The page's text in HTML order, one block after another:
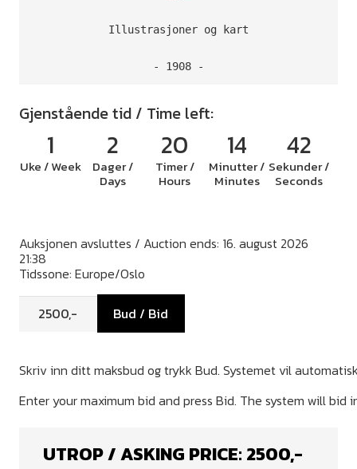
Illustrasjoner og kart
- 1908 -
Gjenstående tid / Time left:
1
Uke / Week
2
Dager /
Days
20
Timer /
Hours
14
Minutter /
Minutes
41
Sekunder /
Seconds
Auksjonen avsluttes / Auction ends: 16. august 2026
21:38
Tidssone: Europe/Oslo
Bud / Bid
UTROP / ASKING PRICE: 2500,-